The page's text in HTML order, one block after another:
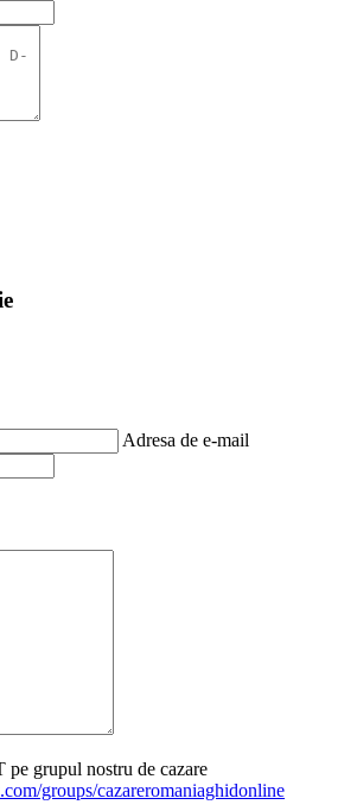
Adresa de e-mail
grupul nostru de cazare
groups/cazareromaniaghidonline